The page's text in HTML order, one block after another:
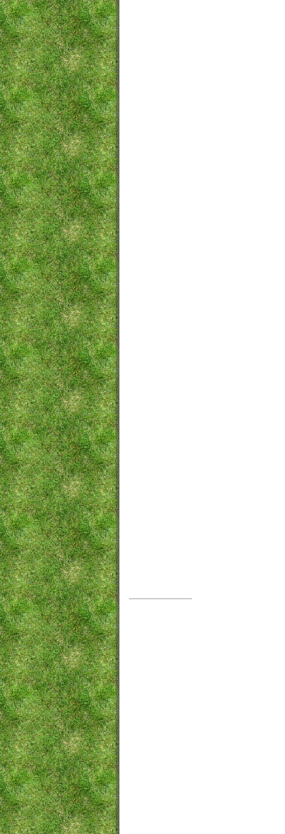
—————————–